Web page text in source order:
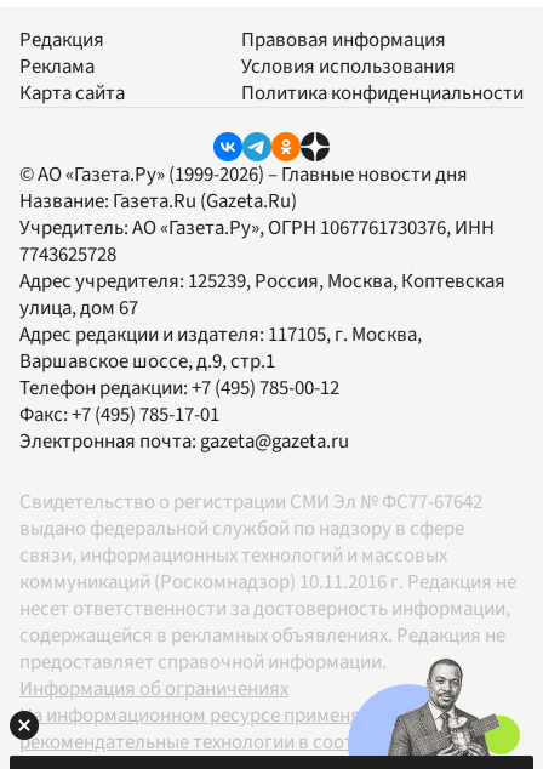
Редакция
Реклама
Карта сайта
Правовая информация
Условия использования
Политика конфиденциальности
© АО «Газета.Ру» (1999-2026) – Главные новости дня
Название: Газета.Ru (Gazeta.Ru)
Учредитель:АО «Газета.Ру», ОГРН 1067761730376, ИНН
7743625728
Адрес учредителя: 125239, Россия, Москва, Коптевская
улица, дом 67
Адрес редакции и издателя: 117105, г. Москва,
Варшавское шоссе, д.9, стр.1
Телефон редакции:+7 (495) 785-00-12
Факс:+7 (495) 785-17-01
Электронная почта: gazeta@gazeta.ru
Свидетельство о регистрации СМИ Эл № ФС77-67642
выдано федеральной службой по надзору в сфере
связи, информационных технологий и массовых
коммуникаций (Роскомнадзор) 10.11.2016 г. Редакция не
несет ответственности за достоверность информации,
содержащейся в рекламных объявлениях. Редакция не
предоставляет справочной информации.
Информация об ограничениях
На информационном ресурсе применяются
рекомендательные технологии в соответствии с